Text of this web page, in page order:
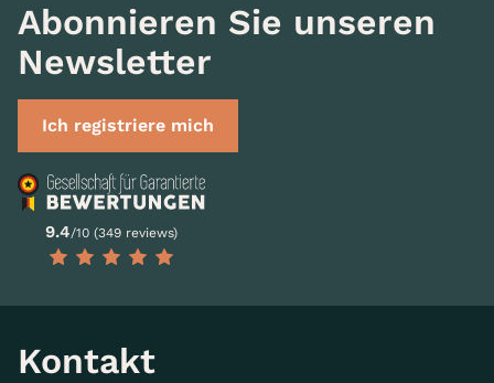
Abonnieren Sie unseren
Newsletter
Ich registriere mich
9.4/10 (349 reviews)
Kontakt